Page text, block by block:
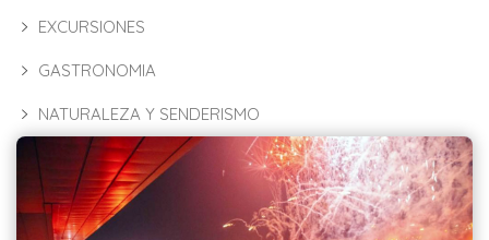
EXCURSIONES
GASTRONOMIA
NATURALEZA Y SENDERISMO